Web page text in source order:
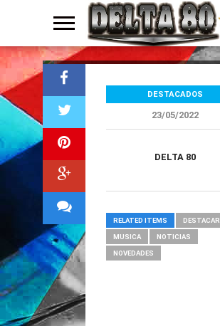
Serbia
DESTACADOS
23/05/2022
DELTA 80
RELATED ITEMS DESTACAR
MUSICA NOTICIAS
NOVEDADES